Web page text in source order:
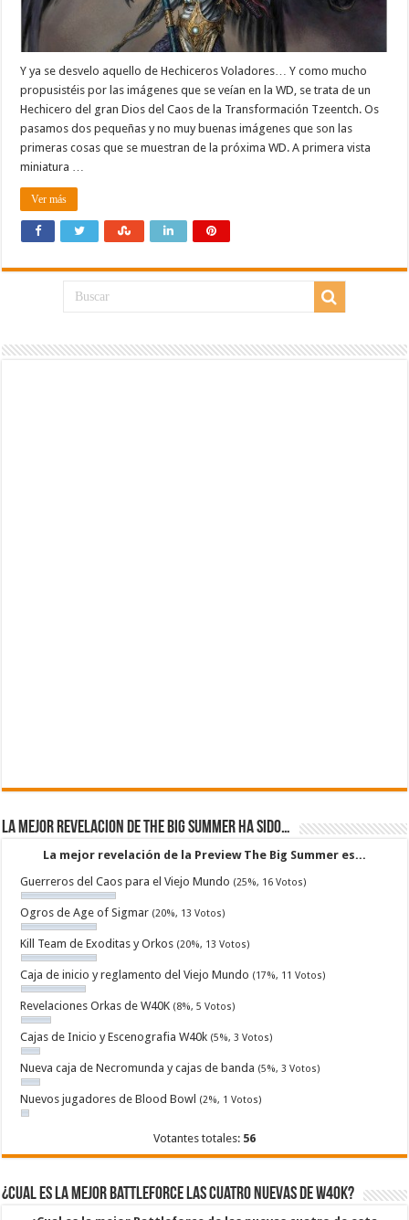
Y ya se desvelo aquello de Hechiceros Voladores… Y como mucho
propusistéis por las imágenes que se veían en la WD, se trata de un
Hechicero del gran Dios del Caos de la Transformación Tzeentch. Os
pasamos dos pequeñas y no muy buenas imágenes que son las
primeras cosas que se muestran de la próxima WD. A primera vista
miniatura …
Ver más
La mejor revelacion de The Big Summer ha sido…
La mejor revelación de la Preview The Big Summer es...
Guerreros del Caos para el Viejo Mundo (25%, 16 Votos)
Ogros de Age of Sigmar (20%, 13 Votos)
Kill Team de Exoditas y Orkos (20%, 13 Votos)
Caja de inicio y reglamento del Viejo Mundo (17%, 11 Votos)
Revelaciones Orkas de W40K (8%, 5 Votos)
Cajas de Inicio y Escenografia W40k (5%, 3 Votos)
Nueva caja de Necromunda y cajas de banda (5%, 3 Votos)
Nuevos jugadores de Blood Bowl (2%, 1 Votos)
Votantes totales: 56
¿Cual es la mejor Battleforce las cuatro nuevas de W40k?